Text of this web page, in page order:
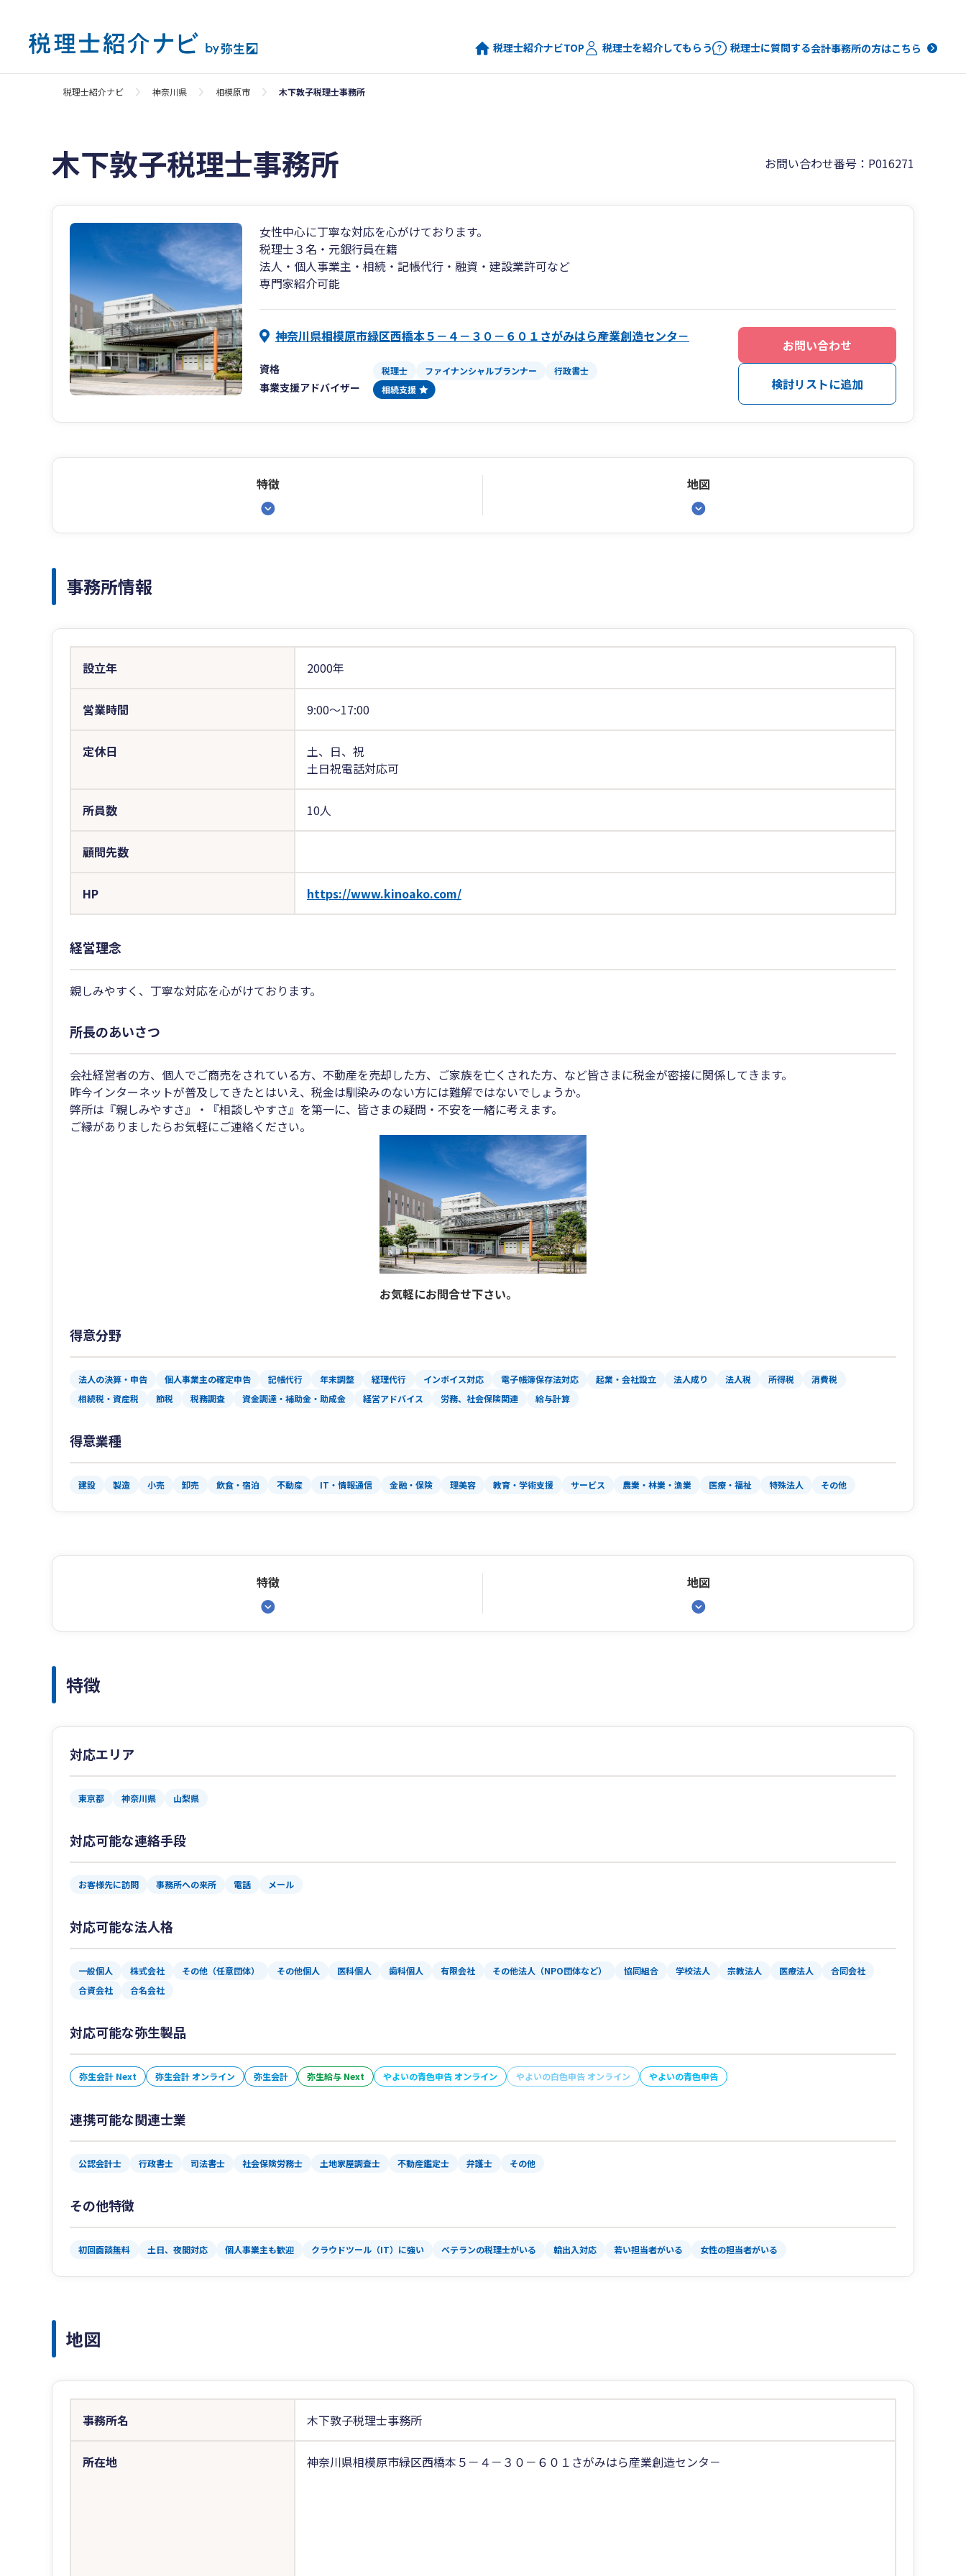
税理士紹介ナビTOP 税理士を紹介してもらう 税理士に質問する会計事務所の方はこちら
税理士紹介ナビ 神奈川県 相模原市 木下敦子税理士事務所
木下敦子税理士事務所 お問い合わせ番号：P016271
女性中心に丁寧な対応を心がけております。
税理士３名・元銀行員在籍
法人・個人事業主・相続・記帳代行・融資・建設業許可など
専門家紹介可能
神奈川県相模原市緑区西橋本５－４－３０－６０１さがみはら産業創造センタ－
資格 税理士 ファイナンシャルプランナー 行政書士
事業支援アドバイザー
お問い合わせ
検討リストに追加
特徴 地図
事務所情報
設立年 2000年
営業時間 9:00〜17:00
定休日
土、日、祝
土日祝電話対応可
所員数 10人
顧問先数
HP https://www.kinoako.com/
経営理念
親しみやすく、丁寧な対応を心がけております。
所長のあいさつ
会社経営者の方、個人でご商売をされている方、不動産を売却した方、ご家族を亡くされた方、など皆さまに税金が密接に関係してきます。
昨今インターネットが普及してきたとはいえ、税金は馴染みのない方には難解ではないでしょうか。
弊所は『親しみやすさ』・『相談しやすさ』を第一に、皆さまの疑問・不安を一緒に考えます。
ご縁がありましたらお気軽にご連絡ください。
お気軽にお問合せ下さい。
得意分野
法人の決算・申告 個人事業主の確定申告 記帳代行 年末調整 経理代行 インボイス対応 電子帳簿保存法対応 起業・会社設立 法人成り 法人税 所得税
消費税
相続税・資産税
節税 税務調査 資金調達・補助金・助成金 経営アドバイス 労務、社会保険関連 給与計算
得意業種
建設 製造 小売 卸売 飲食・宿泊 不動産 IT・情報通信 金融・保険 理美容 教育・学術支援 サービス 農業・林業・漁業 医療・福祉 特殊法人 その他
特徴 地図
特徴
対応エリア
東京都 神奈川県 山梨県
対応可能な連絡手段
お客様先に訪問 事務所への来所 電話 メール
対応可能な法人格
一般個人 株式会社 その他（任意団体） その他個人 医科個人 歯科個人 有限会社 その他法人（NPO団体など） 協同組合 学校法人 宗教法人 医療法人
合同会社
合資会社
合名会社
対応可能な弥生製品
弥生会計 Next 弥生会計 オンライン 弥生会計 弥生給与 Next やよいの青色申告 オンライン やよいの白色申告 オンライン やよいの青色申告
連携可能な関連士業
公認会計士 行政書士 司法書士 社会保険労務士 土地家屋調査士 不動産鑑定士 弁護士 その他
その他特徴
初回面談無料 土日、夜間対応 個人事業主も歓迎 クラウドツール（IT）に強い ベテランの税理士がいる 輸出入対応 若い担当者がいる 女性の担当者がいる
地図
事務所名 木下敦子税理士事務所
所在地 神奈川県相模原市緑区西橋本５－４－３０－６０１さがみはら産業創造センタ－